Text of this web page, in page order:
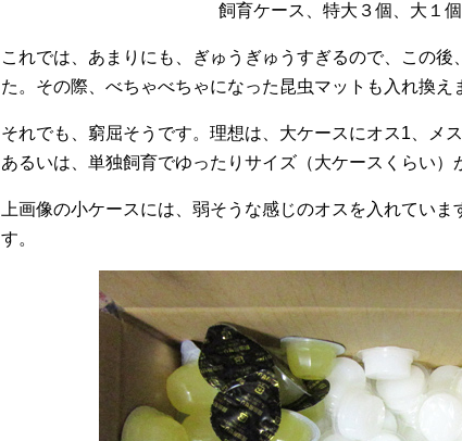
飼育ケース、特大３個、大１
これでは、あまりにも、ぎゅうぎゅうすぎるので、この
た。その際、べちゃべちゃになった昆虫マットも入れ換え
それでも、窮屈そうです。理想は、大ケースにオス1、メス
あるいは、単独飼育でゆったりサイズ（大ケースくらい）
上画像の小ケースには、弱そうな感じのオスを入れてい
す。